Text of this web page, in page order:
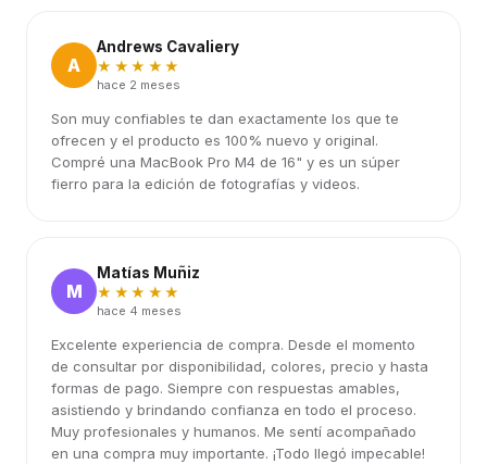
A
Andrews Cavaliery
★★★★★
hace 2 meses
Son muy confiables te dan exactamente los que te
ofrecen y el producto es 100% nuevo y original.
Compré una MacBook Pro M4 de 16" y es un súper
fierro para la edición de fotografías y videos.
M
Matías Muñiz
★★★★★
hace 4 meses
Excelente experiencia de compra. Desde el momento
de consultar por disponibilidad, colores, precio y hasta
formas de pago. Siempre con respuestas amables,
asistiendo y brindando confianza en todo el proceso.
Muy profesionales y humanos. Me sentí acompañado
en una compra muy importante. ¡Todo llegó impecable!